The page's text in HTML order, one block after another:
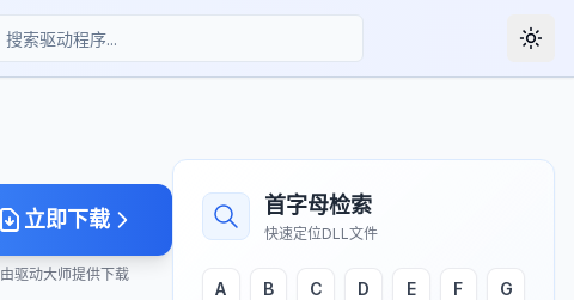
立即下载
由驱动大师提供下载
首字母检索
快速定位DLL文件
A B C D E F G